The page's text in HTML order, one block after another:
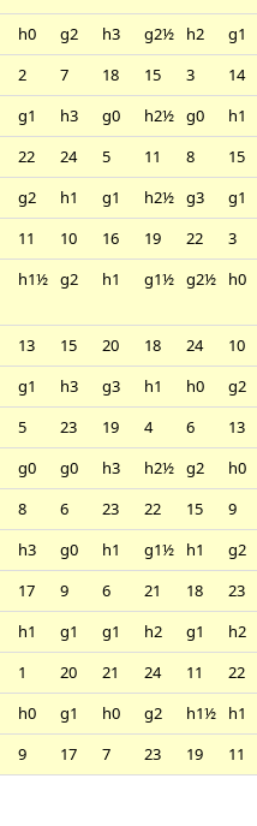
h0 g2 h3 g2½ h2
g1
2
7 18 15 3
14
g1 h3 g0 h2½ g0
h1
22
24 5 11 8
15
g2 h1 g1 h2½ g3
g1
11
10 16 19 22
3
h1½ g2 h1 g1½ g2½ h0
13 15 20 18 24
10
g1 h3 g3 h1 h0
g2
5
23 19 4 6
13
g0 g0 h3 h2½ g2
h0
8
6 23 22 15
9
h3 g0 h1 g1½ h1
g2
17
9 6 21 18
23
h1 g1 g1 h2 g1
h2
1
20 21 24 11
22
h0 g1 h0 g2 h1½
h1
9
17 7 23 19 11